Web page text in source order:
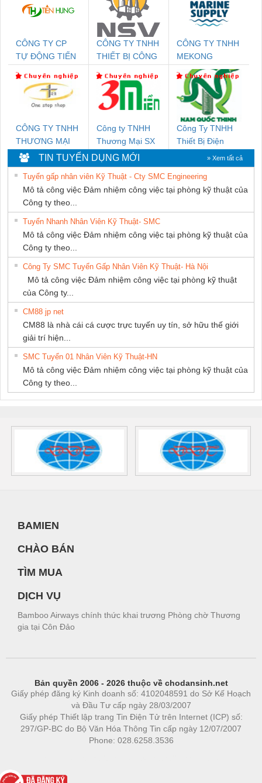
CÔNG TY CP
TỰ ĐỘNG TIẾN
CÔNG TY TNHH
THIẾT BỊ CÔNG
SETSUBI VIỆT
NAM
CÔNG TY TNHH
MEKONG
MARINE
SUPPLY
CÔNG TY TNHH
THƯƠNG MẠI
THIÊN ÂN VIỆT
NAM
Công ty TNHH
Thương Mại SX
Ba Miền
Công Ty TNHH
Thiết Bị Điện
Nam Quốc Thịnh
TIN TUYỂN DỤNG MỚI » Xem tất cả
Tuyển gấp nhân viên Kỹ Thuật - Cty SMC Engineering
Mô tả công việc Đảm nhiệm công việc tại phòng kỹ thuật của
Công ty theo...
Tuyển Nhanh Nhân Viên Kỹ Thuật- SMC
Mô tả công việc Đảm nhiệm công việc tại phòng kỹ thuật của
Công ty theo...
Công Ty SMC Tuyển Gấp Nhân Viên Kỹ Thuật- Hà Nội
Mô tả công việc Đảm nhiệm công việc tại phòng kỹ thuật
của Công ty...
CM88 jp net
CM88 là nhà cái cá cược trực tuyến uy tín, sở hữu thế giới
giải trí hiện...
SMC Tuyển 01 Nhân Viên Kỹ Thuật-HN
Mô tả công việc Đảm nhiệm công việc tại phòng kỹ thuật của
Công ty theo...
BAMIEN
CHÀO BÁN
TÌM MUA
DỊCH VỤ
Bamboo Airways chính thức khai trương Phòng chờ Thương
gia tại Côn Đảo
Bản quyền 2006 - 2026 thuộc về chodansinh.net
Giấy phép đăng ký Kinh doanh số: 4102048591 do Sở Kế Hoạch
và Đầu Tư cấp ngày 28/03/2007
Giấy phép Thiết lập trang Tin Điện Tử trên Internet (ICP) số:
297/GP-BC do Bộ Văn Hóa Thông Tin cấp ngày 12/07/2007
Phone: 028.6258.3536